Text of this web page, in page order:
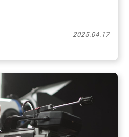
2025.04.17